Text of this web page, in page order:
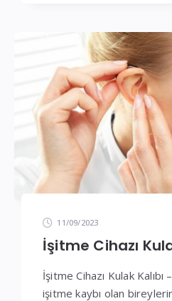
11/09/2023
İşitme Cihazı
İşitme Cihazı Kulak Kalıbı
işitme kaybı olan